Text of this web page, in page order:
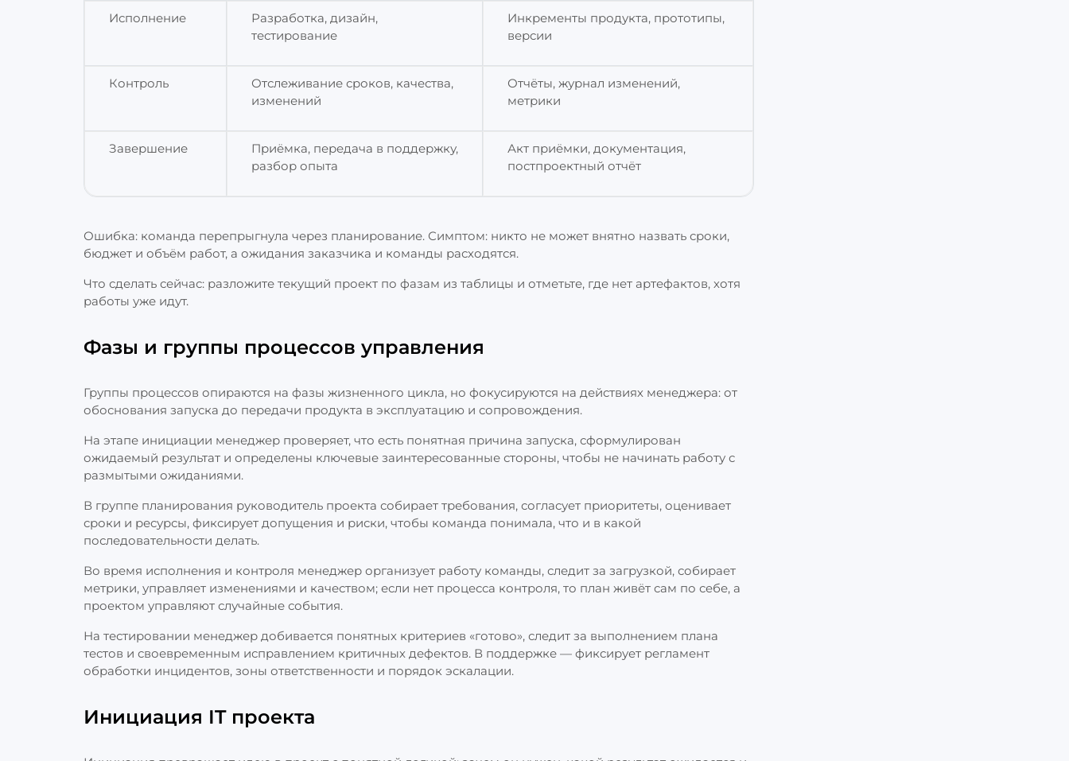
Исполнение
Разработка, дизайн,
тестирование
Инкременты продукта, прототипы,
версии
Контроль
Отслеживание сроков, качества,
изменений
Отчёты, журнал изменений,
метрики
Завершение
Приёмка, передача в поддержку,
разбор опыта
Акт приёмки, документация,
постпроектный отчёт
Ошибка: команда перепрыгнула через планирование. Симптом: никто не может внятно назвать сроки,
бюджет и объём работ, а ожидания заказчика и команды расходятся.
Что сделать сейчас: разложите текущий проект по фазам из таблицы и отметьте, где нет артефактов, хотя
работы уже идут.
Фазы и группы процессов управления
Группы процессов опираются на фазы жизненного цикла, но фокусируются на действиях менеджера: от
обоснования запуска до передачи продукта в эксплуатацию и сопровождения.
На этапе инициации менеджер проверяет, что есть понятная причина запуска, сформулирован
ожидаемый результат и определены ключевые заинтересованные стороны, чтобы не начинать работу с
размытыми ожиданиями.
В группе планирования руководитель проекта собирает требования, согласует приоритеты, оценивает
сроки и ресурсы, фиксирует допущения и риски, чтобы команда понимала, что и в какой
последовательности делать.
Во время исполнения и контроля менеджер организует работу команды, следит за загрузкой, собирает
метрики, управляет изменениями и качеством; если нет процесса контроля, то план живёт сам по себе, а
проектом управляют случайные события.
На тестировании менеджер добивается понятных критериев «готово», следит за выполнением плана
тестов и своевременным исправлением критичных дефектов. В поддержке — фиксирует регламент
обработки инцидентов, зоны ответственности и порядок эскалации.
Инициация IT проекта